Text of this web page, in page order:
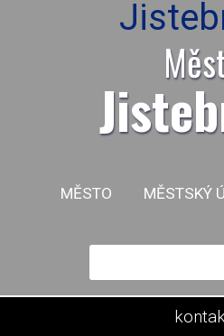
MĚSTO MĚSTSKÝ